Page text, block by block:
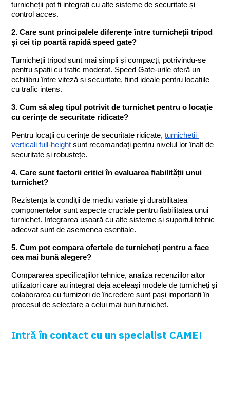
turnicheții pot fi integrați cu alte sisteme de securitate și
control acces.
2. Care sunt principalele diferențe între turnicheții tripod
și cei tip poartă rapidă speed gate?
Turnicheții tripod sunt mai simpli și compacți, potrivindu-se
pentru spații cu trafic moderat. Speed Gate-urile oferă un
echilibru între viteză și securitate, fiind ideale pentru locațiile
cu trafic intens.
3. Cum să aleg tipul potrivit de turnichet pentru o locație
cu cerințe de securitate ridicate?
Pentru locații cu cerințe de securitate ridicate, turnicheții
verticali full-height sunt recomandați pentru nivelul lor înalt de
securitate și robustețe.
4. Care sunt factorii critici în evaluarea fiabilității unui
turnichet?
Rezistența la condiții de mediu variate și durabilitatea
componentelor sunt aspecte cruciale pentru fiabilitatea unui
turnichet. Integrarea ușoară cu alte sisteme și suportul tehnic
adecvat sunt de asemenea esențiale.
5. Cum pot compara ofertele de turnicheți pentru a face
cea mai bună alegere?
Compararea specificațiilor tehnice, analiza recenziilor altor
utilizatori care au integrat deja aceleași modele de turnicheți și
colaborarea cu furnizori de încredere sunt pași importanți în
procesul de selectare a celui mai bun turnichet.
Intră în contact cu un specialist CAME!